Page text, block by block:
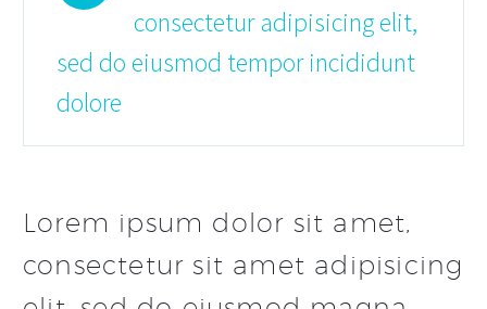
consectetur adipisicing elit,
sed do eiusmod tempor incididunt
dolore
Lorem ipsum dolor sit amet,
consectetur sit amet adipisicing